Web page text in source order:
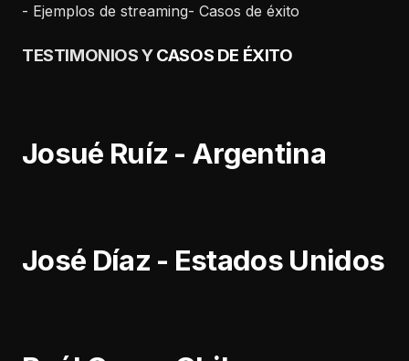
- Ejemplos de streaming- Casos de éxito
TESTIMONIOS YCASOS DE ÉXITO
Josué Ruíz - Argentina
José Díaz - Estados Unidos